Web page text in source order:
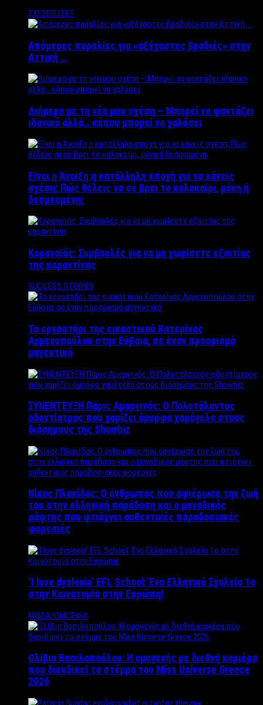
ΣΧΕΣΕΙΣ/ΣΕΞ
Απόμερες παραλίες για «αξέχαστες βραδιές» στην
Αττική …
Διήμερο με τη νέα μου σχέση – Μπορεί να φαντάζει
ιδανικό αλλά… κάπου μπορεί να χαλάσει
Είναι η Άνοιξη η κατάλληλη εποχή για να κάνεις
σχέση; Πώς θέλεις να σε βρει το καλοκαίρι, μόνη ή
δεσμευμένη;
Κορονοϊός: Συμβουλές για να μη χωρίσετε εξαιτίας
της καραντίνας
SUCCESS STORIES
Το εργαστήρι της εικαστικού Κατερίνας
Αρμενοπούλου στην Εύβοια, σε έναν προορισμό
μαγευτικό
ΣΥΝΕΝΤΕΥΞΗ Πάρις Αμοργινός: O Πολυτάλαντος
οδοντίατρος που χαρίζει όμορφα χαμόγελα στους
διάσημους της Showbiz
Νίκος Πλακίδας: O άνθρωπος που αφιέρωσε την ζωή
του στην ελληνική παράδοση και ο μοναδικός
ράφτης που φτιάχνει αυθεντικές παραδοσιακές
φορεσιές
‘Ι love dyslexia’ EFL School: Ένα Ελληνικό Σχολείo 1ο
στην Καινοτομία στην Ευρώπη!
ΜΟΔΑ/ΟΜΟΡΦΙΑ
Ολίβια Βασιλοπούλου: Η ομογενής με διεθνή καριέρα
που διεκδικεί το στέμμα του Miss Universe Greece
2026